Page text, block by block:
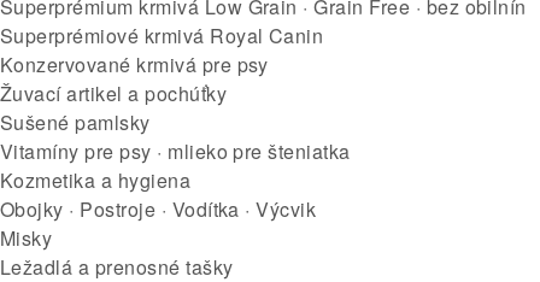
Superprémium krmivá Low Grain · Grain Free · bez obilnín
Superprémiové krmivá Royal Canin
Konzervované krmivá pre psy
Žuvací artikel a pochúťky
Sušené pamlsky
Vitamíny pre psy · mlieko pre šteniatka
Kozmetika a hygiena
Obojky · Postroje · Vodítka · Výcvik
Misky
Ležadlá a prenosné tašky